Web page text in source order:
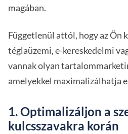
magában.
Függetlenül attól, hogy az Ön
téglaüzemi, e-kereskedelmi
vannak olyan
amelyekkel maximalizálhatja
1. Optimalizáljon a
kulcsszavakra korán